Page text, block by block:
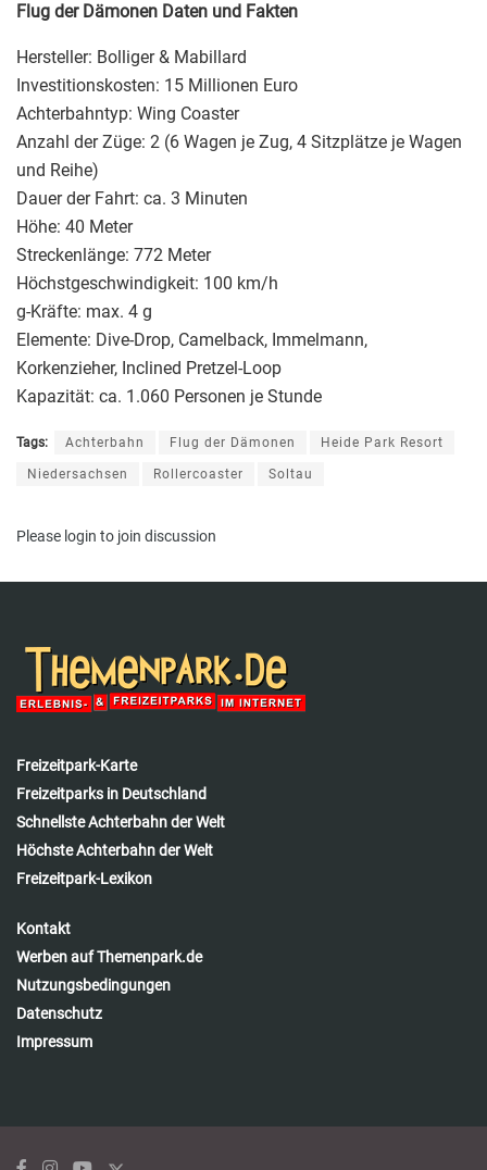
Flug der Dämonen Daten und Fakten
Hersteller: Bolliger & Mabillard
Investitionskosten: 15 Millionen Euro
Achterbahntyp: Wing Coaster
Anzahl der Züge: 2 (6 Wagen je Zug, 4 Sitzplätze je Wagen
und Reihe)
Dauer der Fahrt: ca. 3 Minuten
Höhe: 40 Meter
Streckenlänge: 772 Meter
Höchstgeschwindigkeit: 100 km/h
g-Kräfte: max. 4 g
Elemente: Dive-Drop, Camelback, Immelmann,
Korkenzieher, Inclined Pretzel-Loop
Kapazität: ca. 1.060 Personen je Stunde
Tags: Achterbahn Flug der Dämonen Heide Park Resort
Niedersachsen Rollercoaster Soltau
Please login to join discussion
Freizeitpark-Karte
Freizeitparks in Deutschland
Schnellste Achterbahn der Welt
Höchste Achterbahn der Welt
Freizeitpark-Lexikon
Kontakt
Werben auf Themenpark.de
Nutzungsbedingungen
Datenschutz
Impressum